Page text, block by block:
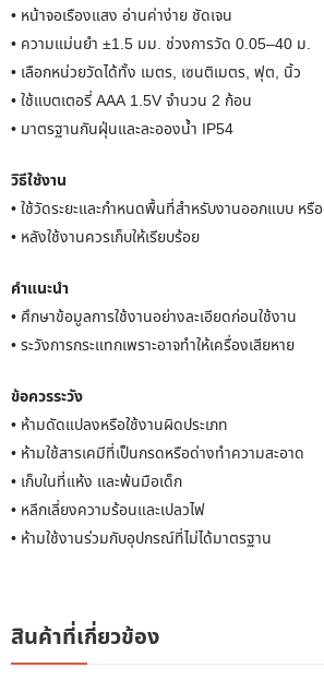
• หน้าจอเรืองแสง อ่านค่าง่าย ชัดเจน
• ความแม่นยำ ±1.5 มม. ช่วงการวัด 0.05–40 ม.
• เลือกหน่วยวัดได้ทั้ง เมตร, เซนติเมตร, ฟุต, นิ้ว
• ใช้แบตเตอรี่ AAA 1.5V จำนวน 2 ก้อน
• มาตรฐานกันฝุ่นและละอองน้ำ IP54
วิธีใช้งาน
• ใช้วัดระยะและกำหนดพื้นที่สำหรับงานออกแบบ หรื
• หลังใช้งานควรเก็บให้เรียบร้อย
คำแนะนำ
• ศึกษาข้อมูลการใช้งานอย่างละเอียดก่อนใช้งาน
• ระวังการกระแทกเพราะอาจทำให้เครื่องเสียหาย
ข้อควรระวัง
• ห้ามดัดแปลงหรือใช้งานผิดประเภท
• ห้ามใช้สารเคมีที่เป็นกรดหรือด่างทำความสะอาด
• เก็บในที่แห้ง และพ้นมือเด็ก
• หลีกเลี่ยงความร้อนและเปลวไฟ
• ห้ามใช้งานร่วมกับอุปกรณ์ที่ไม่ได้มาตรฐาน
สินค้าที่เกี่ยวข้อง